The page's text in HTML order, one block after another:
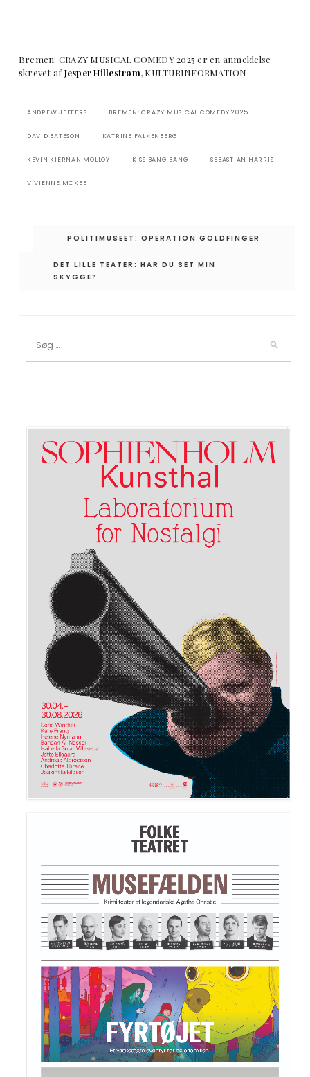
Bremen: CRAZY MUSICAL COMEDY 2025 er en anmeldelse
skrevet afJesper Hillestrøm, KULTURINFORMATION
ANDREW JEFFERS BREMEN: CRAZY MUSICAL COMEDY 2025
DAVID BATESON KATRINE FALKENBERG
KEVIN KIERNAN MOLLOY KISS BANG BANG SEBASTIAN HARRIS
VIVIENNE MCKEE
Indlægsnavigation
POLITIMUSEET: OPERATION GOLDFINGER
DET LILLE TEATER: HAR DU SET MIN
SKYGGE?